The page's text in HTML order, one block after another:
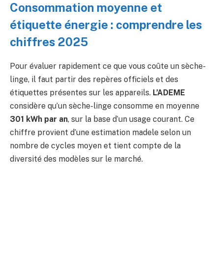
Consommation moyenne et
étiquette énergie : comprendre les
chiffres 2025
Pour évaluer rapidement ce que vous coûte un sèche-
linge, il faut partir des repères officiels et des
étiquettes présentes sur les appareils. L’ADEME
considère qu’un sèche-linge consomme en moyenne
301 kWh par an, sur la base d’un usage courant. Ce
chiffre provient d’une estimation madele selon un
nombre de cycles moyen et tient compte de la
diversité des modèles sur le marché.